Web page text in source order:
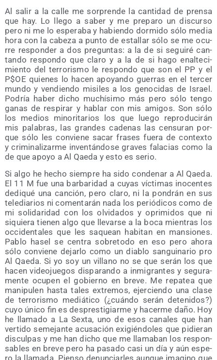
Al salir a la calle me sor­pren­de la can­ti­dad de pren­sa
que hay. Lo lle­go a saber y me pre­pa­ro un dis­cur­so
pero ni me lo espe­ra­ba y habien­do dor­mi­do sólo media
hora con la cabe­za a pun­to de esta­llar sólo se me ocu­
rre res­pon­der a dos pre­gun­tas: a la de si segui­ré can­
tan­do res­pon­do que cla­ro y a la de si hago enal­te­ci­
mien­to del terro­ris­mo le res­pon­do que son el PP y el
P$OE quie­nes lo hacen apo­yan­do gue­rras en el ter­cer
mun­do y ven­dien­do misi­les a los geno­ci­das de Israel.
Podría haber dicho muchí­si­mo más pero sólo ten­go
ganas de res­pi­rar y hablar con mis ami­gos. Son sólo
los medios mino­ri­ta­rios los que lue­go repro­du­ci­rán
mis pala­bras, las gran­des cade­nas las cen­su­ran por­
que sólo les con­vie­ne sacar fra­ses fue­ra de con­tex­to
y cri­mi­na­li­zar­me inven­tán­do­se gra­ves fala­cias como la
de que apo­yo a Al Qae­da y esto es serio.
Si algo he hecho siem­pre ha sido con­de­nar a Al Qae­da.
El 11 M fue una bar­ba­ri­dad a cuyas víc­ti­mas ino­cen­tes
dedi­qué una can­ción, pero cla­ro, ni la pon­drán en sus
tele­dia­rios ni comen­ta­rán nada los perió­di­cos como de
mi soli­da­ri­dad con los olvi­da­dos y opri­mi­dos que ni
siquie­ra tie­nen algo que lle­var­se a la boca mien­tras los
occi­den­ta­les que les saquean habi­tan en man­sio­nes.
Pablo hasel se cen­tra sobre­to­do en eso pero aho­ra
sólo con­vie­ne dejar­lo como un dia­blo san­gui­na­rio pro
Al Qae­da. Si yo soy un villano no se que serán los que
hacen video­jue­gos dis­pa­ran­do a inmi­gran­tes y segu­ra­
men­te ocu­pen el gobierno en bre­ve. Me repa­tea que
mani­pu­len has­ta tales extre­mos, ejer­cien­do una cla­se
de terro­ris­mo mediá­ti­co (¿cuán­do serán dete­ni­dos?)
cuyo úni­co fin es des­pres­ti­giar­me y hacer­me daño. Hoy
he lla­ma­do a La Sex­ta, uno de esos cana­les que han
ver­ti­do seme­jan­te acu­sa­ción exi­gién­do­les que pidie­ran
dis­cul­pas y me han dicho que me lla­ma­ban los res­pon­
sa­bles en bre­ve pero ha pasa­do casi un día y aún espe­
ro la lla­ma­da. Pien­so denun­ciar­les aun­que ima­gino que